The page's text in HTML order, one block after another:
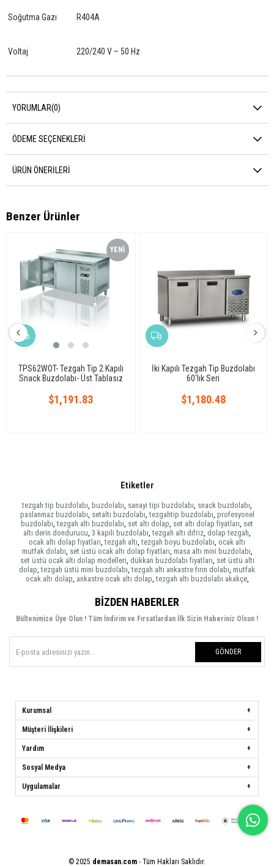
Soğutma Gazı R404A
Voltaj 220/240 V – 50 Hz
YORUMLAR(0)
ÖDEME SEÇENEKLERI
ÜRÜN ÖNERILERI
Benzer Ürünler
TPS62WOT- Tezgah Tip 2 Kapılı
Snack Buzdolabı- Üst Tablasız
$1,191.83
YENI
İki Kapılı Tezgah Tip Buzdolabı
60'lık Seri
$1,180.48
Etiketler
tezgah tip buzdolabı, buzdolabı, sanayi tipi buzdolabı, snack buzdolabı,
paslanmaz buzdolabı, setaltı buzdolabı, tezgahtip buzdolabı, profesyonel
buzdolabı, tezgah altı buzdolabı, set altı dolap, set altı dolap fiyatları, set
altı derin dondurucu, 3 kapili buzdolabı, tezgah altı difriz, dolap tezgah,
ocak altı dolap fiyatları, tezgah altı, tezgah boyu buzdolabı, ocak altı
mutfak dolabı, set üstü ocak altı dolap fiyatları, masa altı mini buzdolabı,
set üstü ocak altı dolap modelleri, dükkan buzdolabı fiyatları, set üstü altı
dolap, tezgah üstü mini buzdolabı, tezgah altı ankastre fırın dolabı, mutfak
ocak altı dolap, ankastre ocak altı dolap, tezgah altı buzdolabı akakçe,
BIZDEN HABERLER
Bültenimize Üye Olun ! Tüm İndirim ve Fırsatlardan İlk Sizin Haberiniz Olsun !
GÖNDER
Kurumsal
Müşteri İlişkileri
Yardım
Sosyal Medya
Uygulamalar
© 2025 demasan.com - Tüm Hakları Saklıdır.